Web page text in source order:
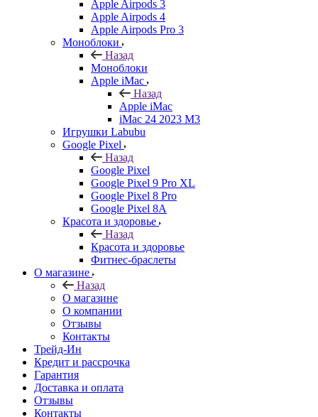
Apple Airpods 3
Apple Airpods 4
Apple Airpods Pro 3
Моноблоки
Назад
Моноблоки
Apple iMac
Назад
Apple iMac
iMac 24 2023 M3
Игрушки Labubu
Google Pixel
Назад
Google Pixel
Google Pixel 9 Pro XL
Google Pixel 8 Pro
Google Pixel 8A
Красота и здоровье
Назад
Красота и здоровье
Фитнес-браслеты
О магазине
Назад
О магазине
О компании
Отзывы
Контакты
Трейд-Ин
Кредит и рассрочка
Гарантия
Доставка и оплата
Отзывы
Контакты